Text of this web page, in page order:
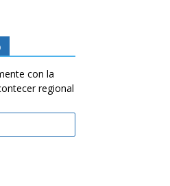
con la
regional